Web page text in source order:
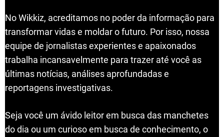
No Wikkiz, acreditamos no poder da informação para
transformar vidas e moldar o futuro. Por isso, nossa
equipe de jornalistas experientes e apaixonados
trabalha incansavelmente para trazer até você as
últimas notícias, análises aprofundadas e
reportagens investigativas.
Seja você um ávido leitor em busca das manchetes
do dia ou um curioso em busca de conhecimento, o